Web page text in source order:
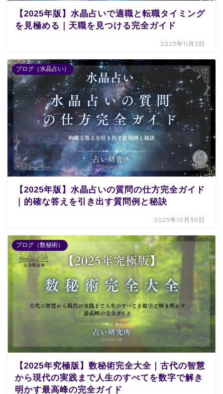
【2025年版】水晶占いで適職と転職タイミング
を見極める｜天職を見つける完全ガイド
2025年11月2日
ブログ（水晶占い）
【2025年版】水晶占いの質問の仕方完全ガイド
｜的確な答えを引き出す質問例と秘訣
2025年10月30日
ブログ（数秘術）
【2025年究極版】数秘術完全大全｜古代の智慧
から現代の実践まで人生のすべてを数字で解き
明かす最高峰の完全ガイド